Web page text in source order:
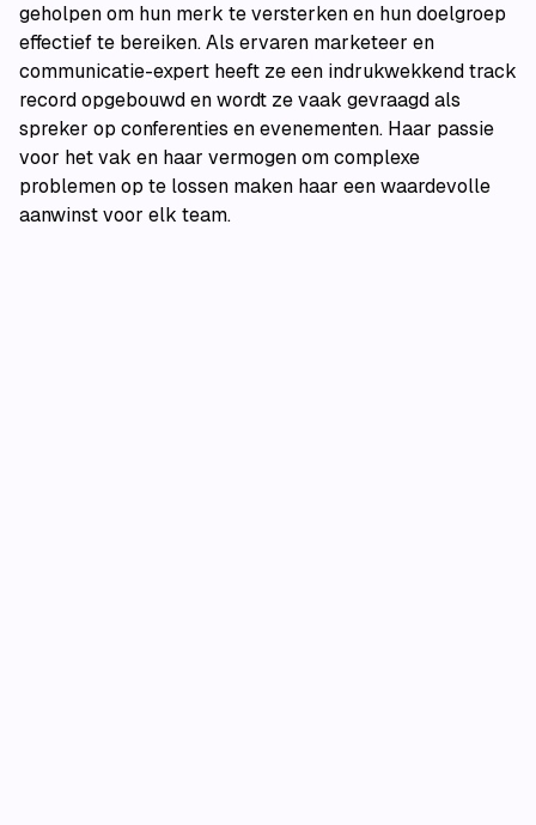
geholpen om hun merk te versterken en hun doelgroep
effectief te bereiken. Als ervaren marketeer en
communicatie-expert heeft ze een indrukwekkend track
record opgebouwd en wordt ze vaak gevraagd als
spreker op conferenties en evenementen. Haar passie
voor het vak en haar vermogen om complexe
problemen op te lossen maken haar een waardevolle
aanwinst voor elk team.